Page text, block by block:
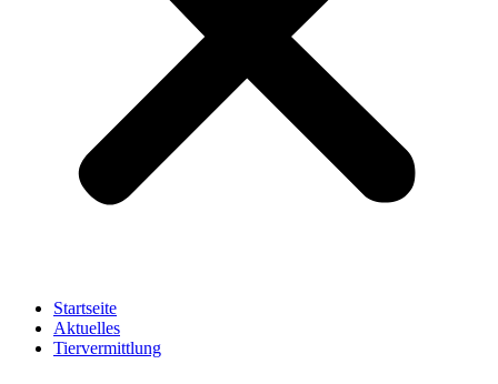
Startseite
Aktuelles
Tiervermittlung